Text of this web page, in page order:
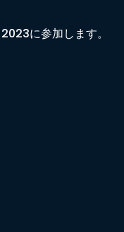
に参加します。